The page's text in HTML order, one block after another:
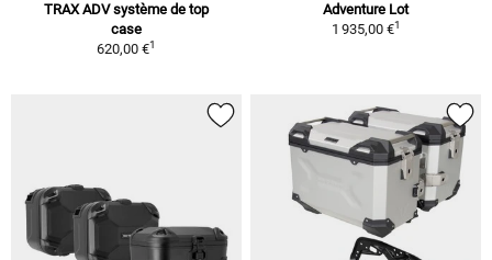
TRAX ADV système de top
case
620,00 €1
Adventure Lot
1 935,00 €1